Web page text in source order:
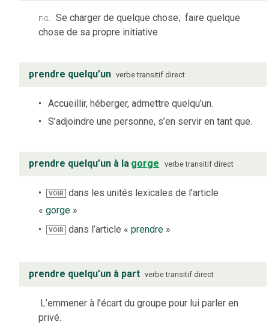
fig. Se charger de quelque chose; faire quelque
chose de sa propre initiative
prendre quelqu’un verbe transitif direct
Accueillir, héberger, admettre quelqu’un.
S’adjoindre une personne, s’en servir en tant que.
prendre quelqu’un à la gorge verbe transitif direct
VOIR
dans les unités lexicales de l’article
« gorge »
VOIR dans l’article «prendre »
prendre quelqu’un à part verbe transitif direct
L’emmener à l’écart du groupe pour lui parler en
privé.